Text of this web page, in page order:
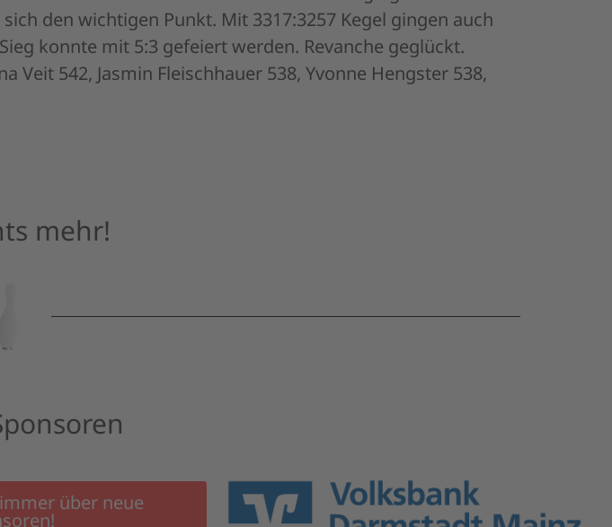
den wichtigen Punkt. Mit 3317:3257 Kegel gingen auch
konnte mit 5:3 gefeiert werden. Revanche geglückt.
Veit 542, Jasmin Fleischhauer 538, Yvonne Hengster 538,
mehr!
über neue